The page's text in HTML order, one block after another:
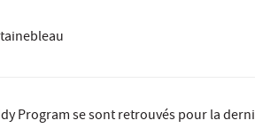
Program se sont retrouvés pour la